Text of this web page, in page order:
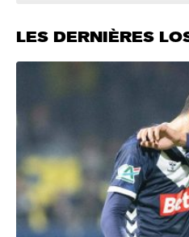
LES DERNIÈRES